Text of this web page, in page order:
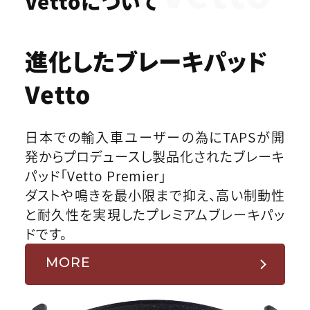
進化したブレーキパッド
Vetto
日本での輸入車ユーザーの為にTAPSが開
発からプロデュースし製品化されたブレーキ
パッド「Vetto Premier」
ダストや鳴きを最小限まで抑え、高い制動性
と耐久性を実現したプレミアムブレーキパッ
ドです。
MORE